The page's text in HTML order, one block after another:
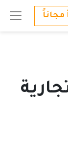
مجاناً